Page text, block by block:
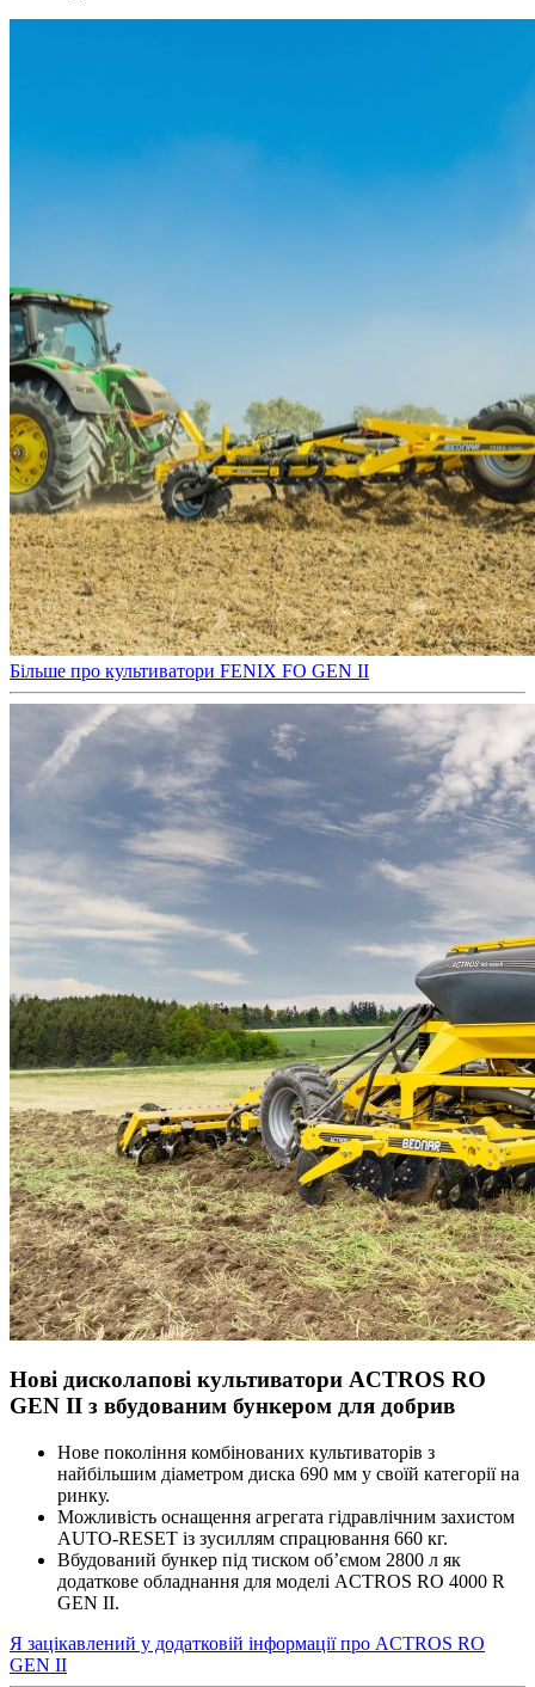
Більше про культиватори FENIX FO GEN II
Нові дисколапові культиватори ACTROS RO
GEN II з вбудованим бункером для добрив
Нове покоління комбінованих культиваторів з
найбільшим діаметром диска 690 мм у своїй категорії на
ринку.
Можливість оснащення агрегата гідравлічним захистом
AUTO-RESET із зусиллям спрацювання 660 кг.
Вбудований бункер під тиском об’ємом 2800 л як
додаткове обладнання для моделі ACTROS RO 4000 R
GEN II.
Я зацікавлений у додатковій інформації про ACTROS RO
GEN II